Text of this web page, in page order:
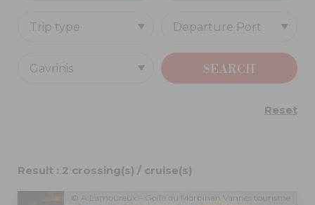
Reset
Result : 2 crossing(s) / cruise(s)
© A.Lamoureux – Golfe du Morbihan Vannes tourisme